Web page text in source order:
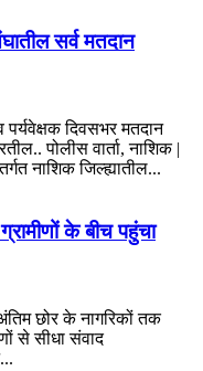
सर्व मतदान
दिवसभर मतदान
पोलीस वार्ता, नाशिक |
नाशिक जिल्ह्यातील...
के बीच पहुंचा
छोर के नागरिकों तक
से सीधा संवाद